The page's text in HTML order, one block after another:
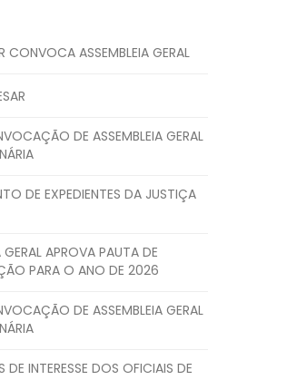
CONVOCA ASSEMBLEIA GERAL
DE ASSEMBLEIA GERAL
DE EXPEDIENTES DA JUSTIÇA
GERAL APROVA PAUTA DE
PARA O ANO DE 2026
DE ASSEMBLEIA GERAL
DE INTERESSE DOS OFICIAIS DE